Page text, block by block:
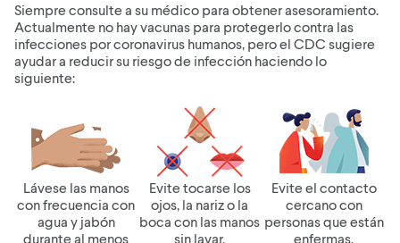
Siempre consulte a su médico para obtener asesoramiento.
Actualmente no hay vacunas para protegerlo contra las
infecciones por coronavirus humanos, pero el CDC sugiere
ayudar a reducir su riesgo de infección haciendo lo
siguiente:
Lávese las manos
con frecuencia con
agua y jabón
durante al menos
Evite tocarse los
ojos, la nariz o la
boca con las manos
sin lavar.
Evite el contacto
cercano con
personas que están
enfermas.